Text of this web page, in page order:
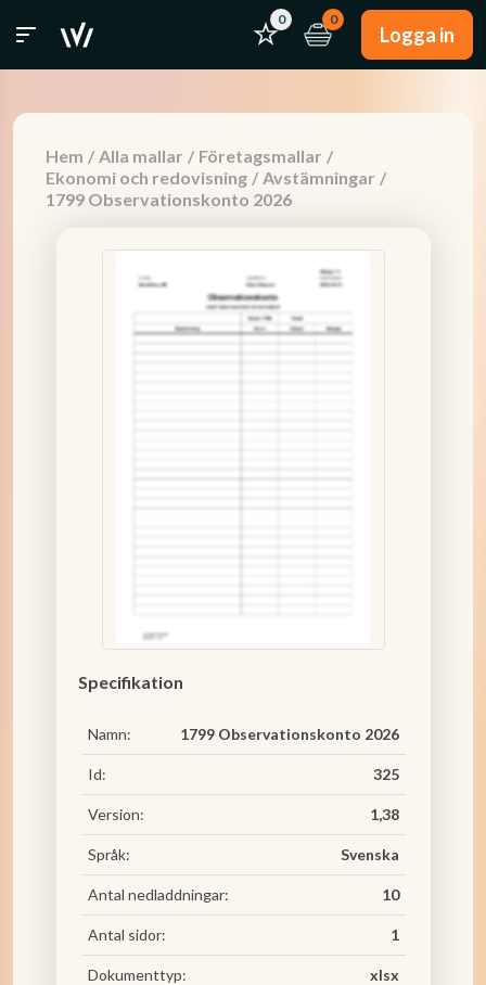
0 0
Logga in
Hem / Alla mallar / Företagsmallar /
Ekonomi och redovisning / Avstämningar /
1799 Observationskonto 2026
Specifikation
Namn: 1799 Observationskonto 2026
Id: 325
Version: 1,38
Språk: Svenska
Antal nedladdningar: 10
Antal sidor: 1
Dokumenttyp: xlsx